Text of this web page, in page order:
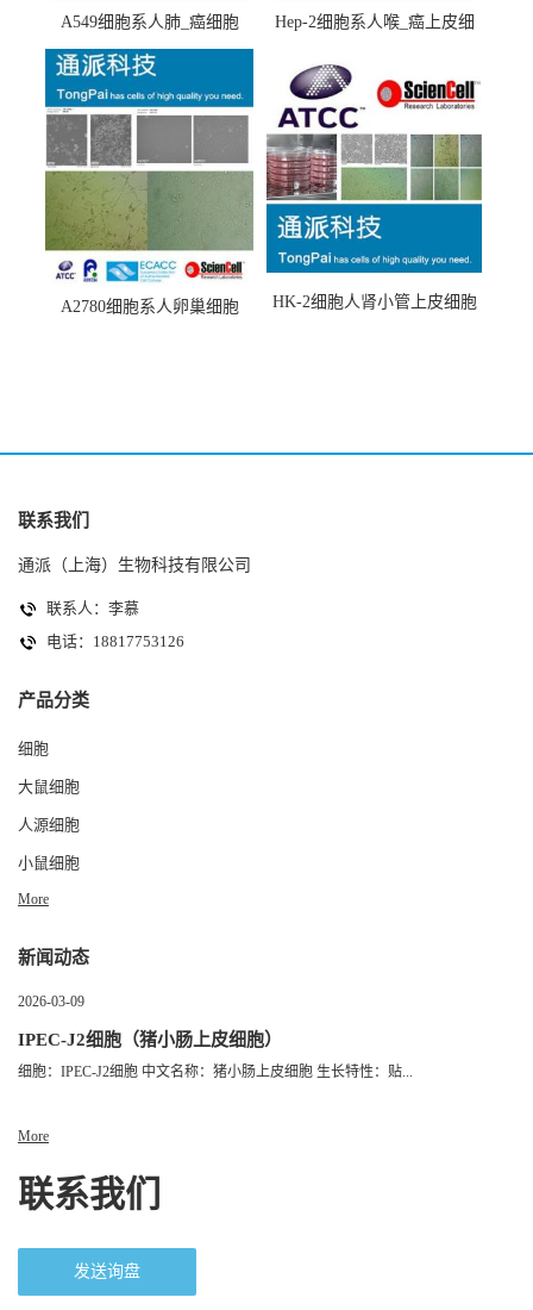
A549细胞系人肺_癌细胞
(A549细胞)
Hep-2细胞系人喉_癌上皮细
A2780细胞系人卵巢细胞
HK-2细胞人肾小管上皮细胞
联系我们
通派（上海）生物科技有限公司
联系人：李慕
电话：18817753126
产品分类
细胞
大鼠细胞
人源细胞
小鼠细胞
More
新闻动态
2026-03-09
IPEC-J2细胞（猪小肠上皮细胞）
细胞：IPEC-J2细胞 中文名称：猪小肠上皮细胞 生长特性：贴...
More
联系我们
发送询盘